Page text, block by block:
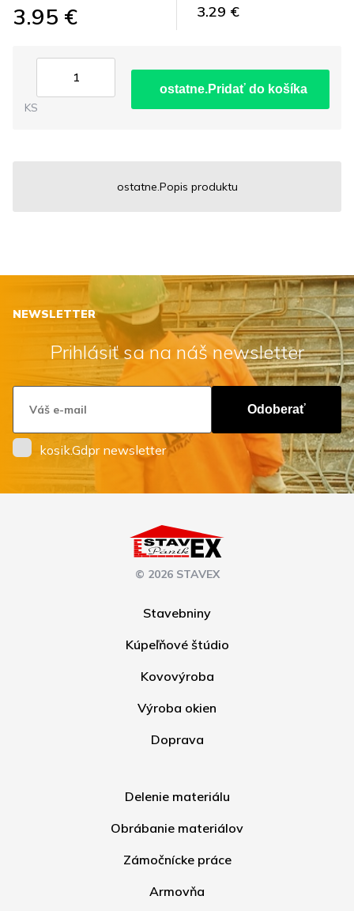
3.95 € 3.29 €
KS
ostatne.Pridať do košíka
ostatne.Popis produktu
NEWSLETTER
Prihlásiť sa na náš newsletter
Odoberať
kosik.Gdpr newsletter
© 2026 STAVEX
Stavebniny
Kúpeľňové štúdio
Kovovýroba
Výroba okien
Doprava
Delenie materiálu
Obrábanie materiálov
Zámočnícke práce
Armovňa